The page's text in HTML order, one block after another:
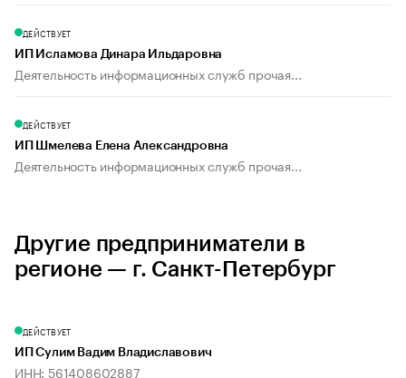
ДЕЙСТВУЕТ
ИП Исламова Динара Ильдаровна
Деятельность информационных служб прочая...
ДЕЙСТВУЕТ
ИП Шмелева Елена Александровна
Деятельность информационных служб прочая...
Другие предприниматели в
регионе — г. Санкт-Петербург
ДЕЙСТВУЕТ
ИП Сулим Вадим Владиславович
ИНН: 561408602887